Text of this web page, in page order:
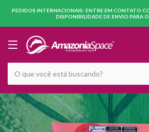
PEDIDOS INTERNACIONAIS: ENTRE EM CONTATO
DISPONIBILIDADE DE ENVIO PARA O